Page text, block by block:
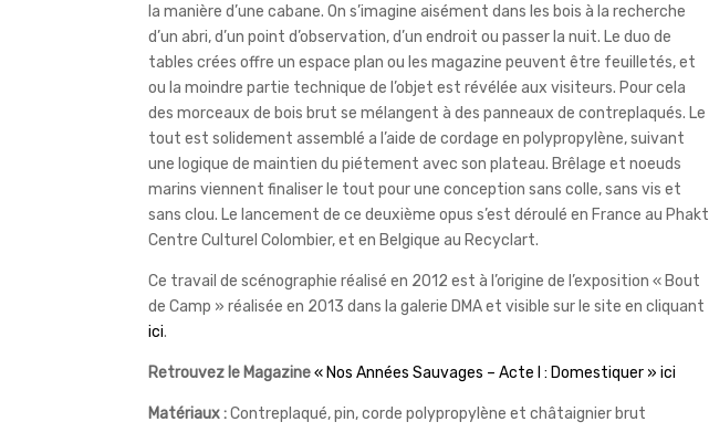
la manière d’une cabane. On s’imagine aisément dans les bois à la recherche
d’un abri, d’un point d’observation, d’un endroit ou passer la nuit. Le duo de
tables crées offre un espace plan ou les magazine peuvent être feuilletés, et
ou la moindre partie technique de l’objet est révélée aux visiteurs. Pour cela
des morceaux de bois brut se mélangent à des panneaux de contreplaqués. Le
tout est solidement assemblé a l’aide de cordage en polypropylène, suivant
une logique de maintien du piétement avec son plateau. Brêlage et noeuds
marins viennent finaliser le tout pour une conception sans colle, sans vis et
sans clou. Le lancement de ce deuxième opus s’est déroulé en France au Phakt
Centre Culturel Colombier, et en Belgique au Recyclart.
Ce travail de scénographie réalisé en 2012 est à l’origine de l’exposition « Bout
de Camp » réalisée en 2013 dans la galerie DMA et visible sur le site en cliquant
ici.
Retrouvez le Magazine« Nos Années Sauvages – Acte I : Domestiquer » ici
Matériaux :Contreplaqué, pin, corde polypropylène et châtaignier brut